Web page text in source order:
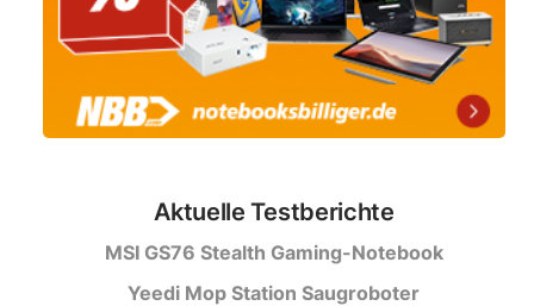
Aktuelle Testberichte
MSI GS76 Stealth Gaming-Notebook
Yeedi Mop Station Saugroboter